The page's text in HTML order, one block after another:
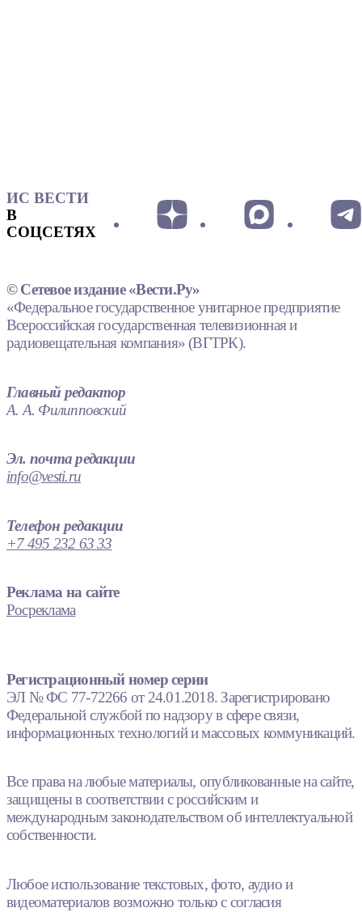
ИС ВЕСТИ
В
СОЦСЕТЯХ
© Сетевое издание «Вести.Ру»
«Федеральное государственное унитарное предприятие
Всероссийская государственная телевизионная и
радиовещательная компания» (ВГТРК).
Главный редактор
А. А. Филипповский
Эл. почта редакции
info@vesti.ru
Телефон редакции
+7 495 232 63 33
Реклама на сайте
Росреклама
Регистрационный номер серии
ЭЛ № ФС 77-72266 от 24.01.2018. Зарегистрировано
Федеральной службой по надзору в сфере связи,
информационных технологий и массовых коммуникаций.
Все права на любые материалы, опубликованные на сайте,
защищены в соответствии с российским и
международным законодательством об интеллектуальной
собственности.
Любое использование текстовых, фото, аудио и
видеоматериалов возможно только с согласия